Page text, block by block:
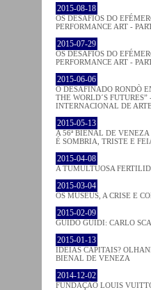
2015-08-18
OS DESAFIOS DO
PERFORMANCE ART -
2015-07-29
OS DESAFIOS DO
PERFORMANCE ART -
2015-06-06
O DESAFINADO RONDÒ
THE WORLD´S FUTURES”
INTERNACIONAL DE
2015-05-13
A 56ª BIENAL DE
É SOMBRIA, TRISTE E
2015-04-08
A TUMULTUOSA
2015-03-04
OS MUSEUS, A CRISE E
2015-02-09
GUIDO GUIDI: CARLO
2015-01-13
IDEIAS CAPITAIS?
BIENAL DE VENEZA
2014-12-02
FUNDAÇÃO LOUIS